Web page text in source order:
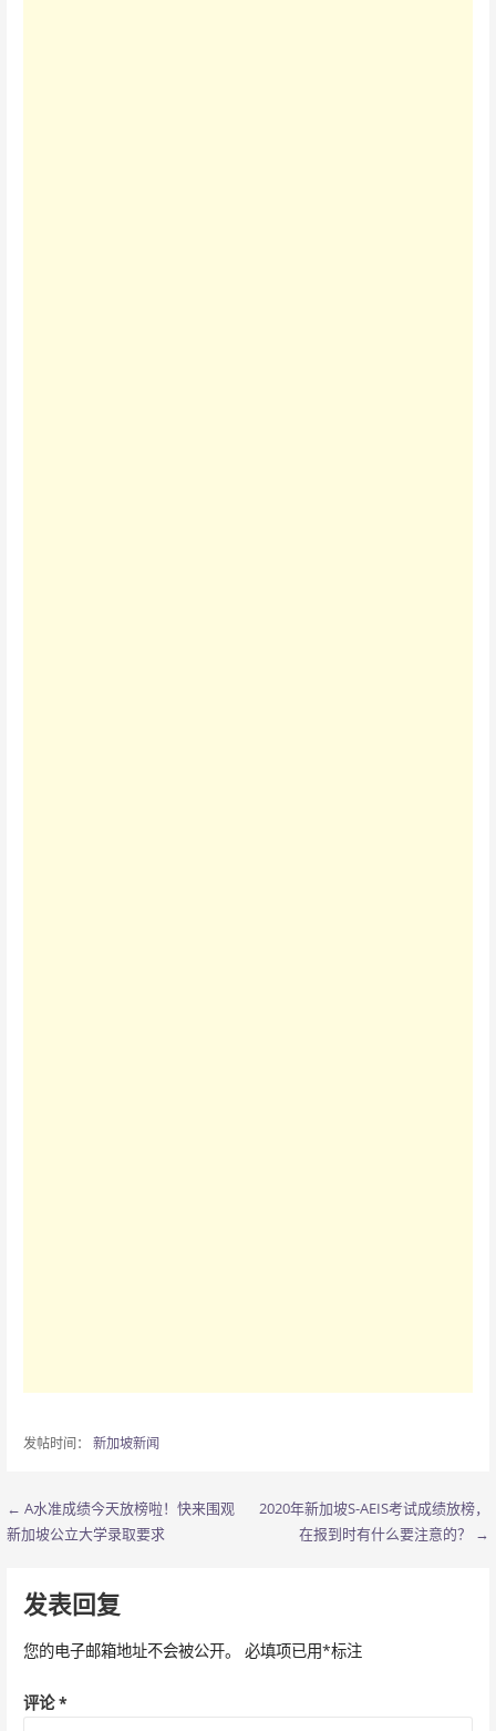
发帖时间： 新加坡新闻
文
导
航
← A水准成绩今天放榜啦！快来围观
新加坡公立大学录取要求
2020年新加坡S-AEIS考试成绩放榜，
在报到时有什么要注意的？ →
发表回复
您的电子邮箱地址不会被公开。 必填项已用*标注
评论*